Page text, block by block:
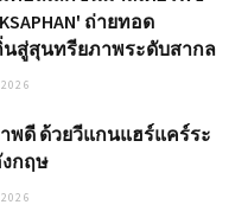
ถ่ายทอด
สู่สุนทรียภาพระดับสากล
พดี ด้วยวีแกนแฮร์แคร์ระ
กฤษ